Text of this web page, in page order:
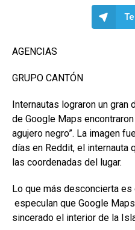
AGENCIAS
GRUPO CANTÓN
Internautas lograron un gran
de Google Maps
agujero negro”. La imagen
días en Reddit, el internauta
las coordenadas del lugar.
Lo que más desconcierta
especulan que Google
sincerado el interior de la